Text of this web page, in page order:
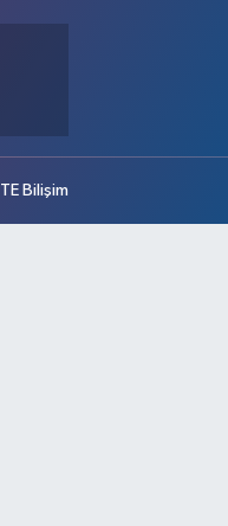
TE Bilişim